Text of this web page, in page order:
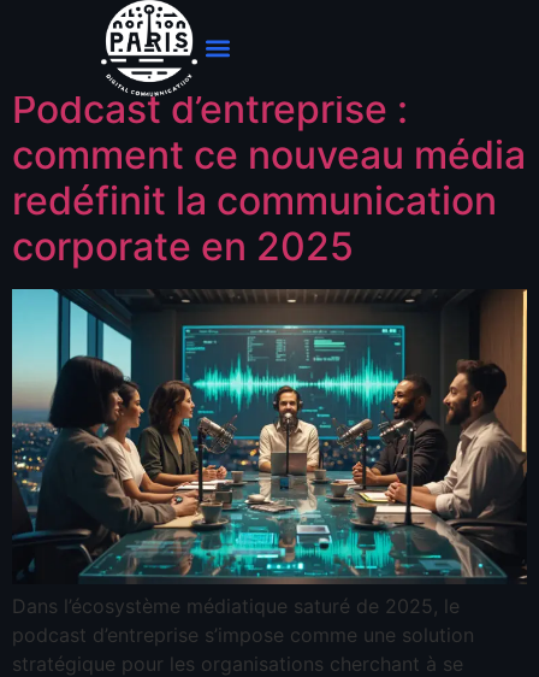
Archives
Podcast d’entreprise :
comment ce nouveau média
redéfinit la communication
corporate en 2025
Dans l’écosystème médiatique saturé de 2025, le
podcast d’entreprise s’impose comme une solution
stratégique pour les organisations cherchant à se